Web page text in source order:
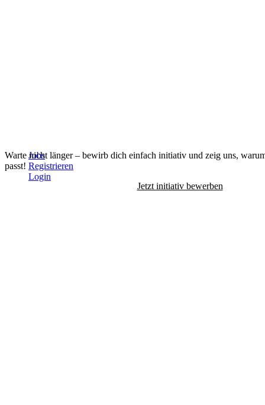
Jobs
Registrieren
Login
Warte nicht länger – bewirb dich einfach initiativ und zeig uns,
passt!
Jetzt initiativ bewerben